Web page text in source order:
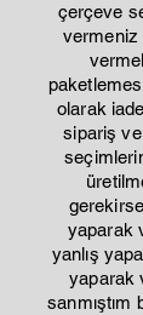
çerçeve
vermeniz
olarak
sipariş
yaparak
yanlış
yaparak